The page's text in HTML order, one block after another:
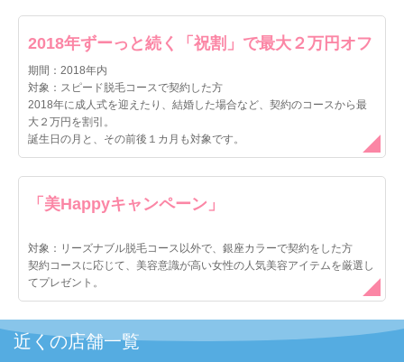
ですが、気弱な方は断りにくいかもしれないです。
コースや施術内容の説明は大変詳しく、親切でした。
◎内装はどうでしたか？
内装はサロンのイメージカラーである赤で統一されていまし
た。正直リラックスできる内装ではありませんが、施術中は
アイマスクをされて寝ているだけなので気になりませんでし
た
2018年ずーっと続く「祝割」で最大２万円オフ
期間：2018年内
対象：スピード脱毛コースで契約した方
2018年に成人式を迎えたり、結婚した場合など、契約のコースから最
大２万円を割引。
誕生日の月と、その前後１カ月も対象です。
「美Happyキャンペーン」
対象：リーズナブル脱毛コース以外で、銀座カラーで契約をした方
契約コースに応じて、美容意識が高い女性の人気美容アイテムを厳選し
てプレゼント。
近くの店舗一覧